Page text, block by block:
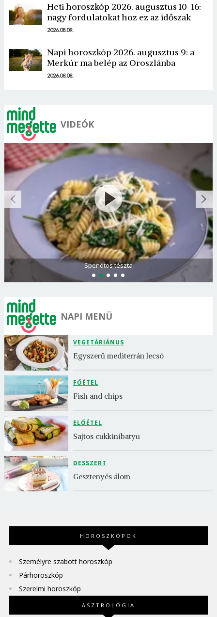
Heti horoszkóp 2026. augusztus 10-16:
nagy fordulatokat hoz ez az időszak
2026.08.09.
Napi horoszkóp 2026. augusztus 9: a
Merkúr ma belép az Oroszlánba
2026.08.08.
VIDEÓK
Spenótos tészta
NAPI MENÜ
VEGETÁRIÁNUS
Egyszerű mediterrán lecsó
FŐÉTEL
Fish and chips
ELŐÉTEL
Sajtos cukkinibatyu
DESSZERT
Gesztenyés álom
HOROSZKÓPOK
Személyre szabott horoszkóp
Párhoroszkóp
Szerelmi horoszkóp
ASZTROLÓGIA
Borsonline bejelentkezés
Mégse